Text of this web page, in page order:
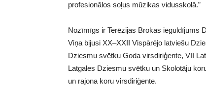
profesionālos soļus mūzikas vidusskolā.”
Nozīmīgs ir Terēzijas Brokas ieguldījums
Viņa bijusi XX–XXII Vispārējo latviešu
Dziesmu svētku Goda virsdiriģente, VII
Latgales Dziesmu svētku un Skolotāju
un rajona koru virsdiriģente.